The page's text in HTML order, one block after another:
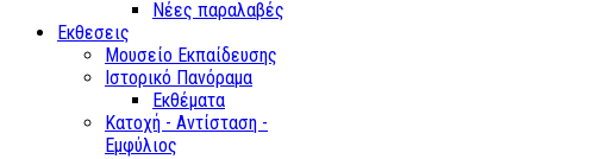
Νέες παραλαβές
Εκθεσεις
Μουσείο Εκπαίδευσης
Ιστορικό Πανόραμα
Εκθέματα
Κατοχή - Αντίσταση -
Εμφύλιος